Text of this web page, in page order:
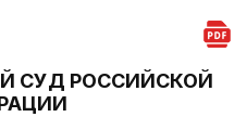
СУД РОССИЙСКОЙ